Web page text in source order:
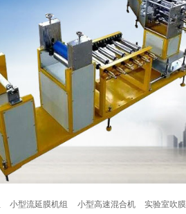
小型流延膜机组 小型高速混合机 实验室吹